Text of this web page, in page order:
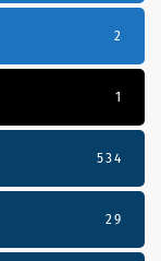
2
1
534
29